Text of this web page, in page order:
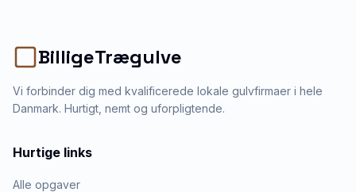
BilligeTrægulve
Vi forbinder dig med kvalificerede lokale gulvfirmaer i hele
Danmark. Hurtigt, nemt og uforpligtende.
Hurtige links
Alle opgaver